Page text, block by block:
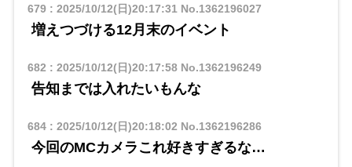
679: 2025/10/12(日)20:17:31 No.1362196027
増えつづける12月末のイベント
682 : 2025/10/12(日)20:17:58No.1362196249
告知までは入れたいもんな
684: 2025/10/12(日)20:18:02 No.1362196286
今回のMCカメラこれ好きすぎるな…